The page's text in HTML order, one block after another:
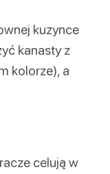
kuzynce
kanasty z
kolorze), a
celują w